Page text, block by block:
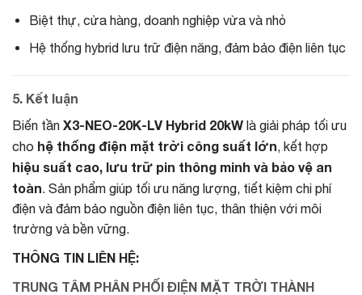
Biệt thự, cửa hàng, doanh nghiệp vừa và nhỏ
Hệ thống hybrid lưu trữ điện năng, đảm bảo điện liên tục
5. Kết luận
Biến tần X3-NEO-20K-LV Hybrid 20kW là giải pháp tối ưu
cho hệ thống điện mặt trời công suất lớn, kết hợp
hiệu suất cao, lưu trữ pin thông minh và bảo vệ an
toàn. Sản phẩm giúp tối ưu năng lượng, tiết kiệm chi phí
điện và đảm bảo nguồn điện liên tục, thân thiện với môi
trường và bền vững.
THÔNG TIN LIÊN HỆ:
TRUNG TÂM PHÂN PHỐI ĐIỆN MẶT TRỜI THÀNH